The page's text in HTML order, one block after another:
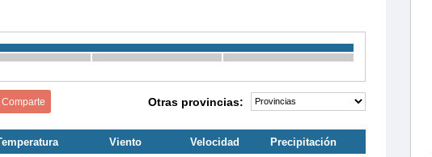
Comparte Otras provincias:
Viento Velocidad Precipitación